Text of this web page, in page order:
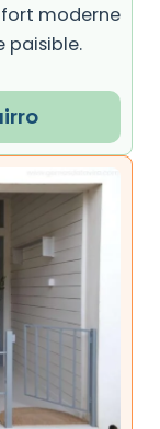
moderne
paisible.